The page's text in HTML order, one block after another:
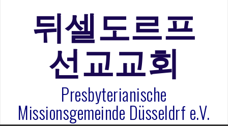
은퇴사-우선화 권사
20260322 주안에 가만히 머물기(요한복음 15:1-17) 손
훈목사
뒤셀도르프
선교교회
Presbyterianische
Missionsgemeinde Düsseldrf e.V.